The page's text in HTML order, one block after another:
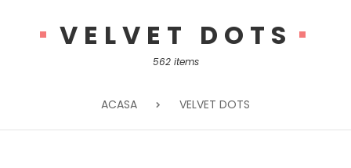
VELVET DOTS
562 items
ACASA VELVET DOTS